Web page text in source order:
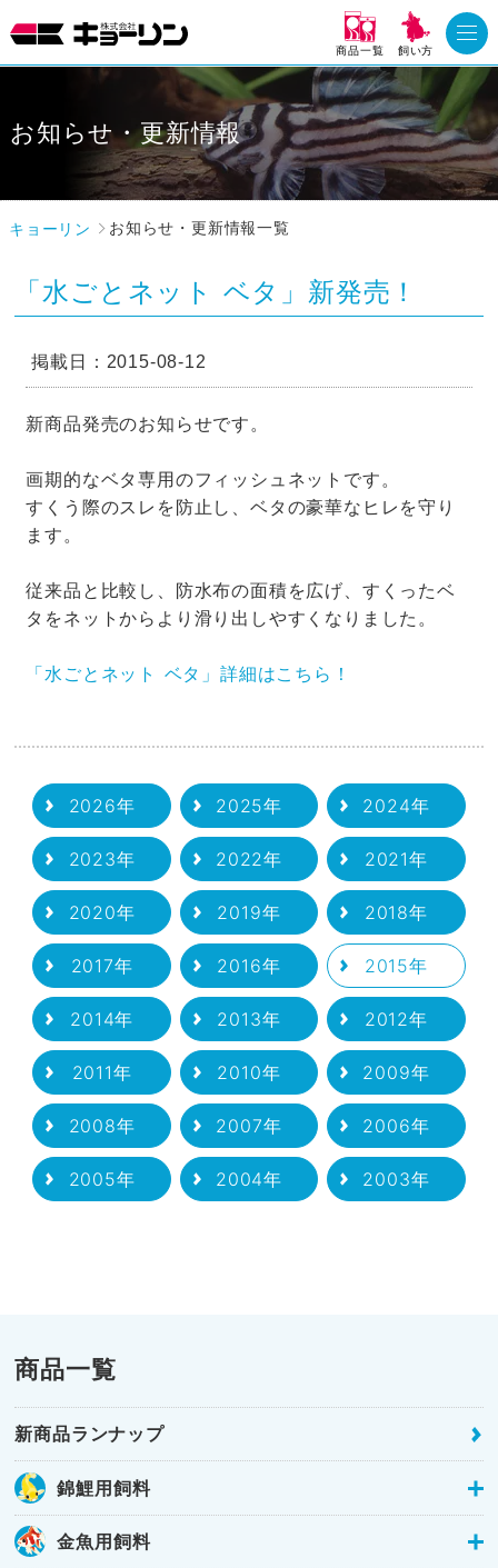
商品一覧 飼い方
お知らせ・更新情報
キョーリン お知らせ・更新情報一覧
「水ごとネット ベタ」新発売！
掲載日：2015-08-12
新商品発売のお知らせです。
画期的なベタ専用のフィッシュネットです。
すくう際のスレを防止し、ベタの豪華なヒレを守り
ます。
従来品と比較し、防水布の面積を広げ、すくったベ
タをネットからより滑り出しやすくなりました。
「水ごとネット ベタ」詳細はこちら！
2026年 2025年 2024年
2023年 2022年 2021年
2020年 2019年 2018年
2017年 2016年 2015年
2014年 2013年 2012年
2011年 2010年 2009年
2008年 2007年 2006年
2005年 2004年 2003年
商品一覧
新商品ランナップ
錦鯉用飼料
金魚用飼料